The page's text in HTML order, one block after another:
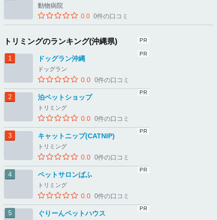
動物病院
0.0 0件の口コミ
トリミングのランキング(沖縄県)
ドッグラン沖縄
ドッグラン
0.0 0件の口コミ
泊ペットショップ
トリミング
0.0 0件の口コミ
キャットニップ(CATNIP)
トリミング
0.0 0件の口コミ
ペットサロンぱふ
トリミング
0.0 0件の口コミ
ぐりーんペットハウス